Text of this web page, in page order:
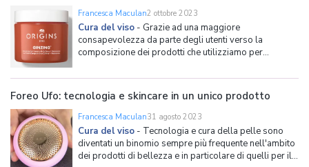
Francesca Maculan2 ottobre 2023
Cura del viso - Grazie ad una maggiore
consapevolezza da parte degli utenti verso la
composizione dei prodotti che utilizziamo per
che non solo offrono prodotti all'avanguardia, ma lo
fanno anche in modo trasparente, rendendo chiara la
composizione e deriva
Foreo Ufo: tecnologia e skincare in un unico prodotto
Francesca Maculan31 agosto 2023
Cura del viso - Tecnologia e cura della pelle sono
diventati un binomio sempre più frequente nell'ambito
dei prodotti di bellezza e in particolare di quelli per il